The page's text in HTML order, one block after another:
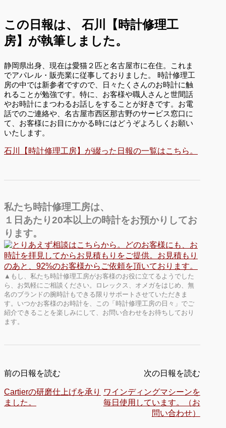
この日報は、
石川【時計修理工
房】が執筆しました。
静岡県出身、現在は愛猫２匹と名古屋市に在住。これま
でアパレル・販売業に従事しておりました。 時計修理工
房の中では新参者ですので、日々たくさんのお時計に触
れることが勉強です。特に、お客様や職人さんと世間話
やお時計にまつわるお話しをすることが好きです。お電
話でのご連絡や、名古屋市西区那古野のサービス窓口に
て、お客様にお目にかかる時にはどうぞよろしくお願い
いたします。
石川【時計修理工房】が綴った日報の一覧はこちら。
私たち時計修理工房は、
１日あたり20本以上の時計をお預かりしてお
ります。
▲もし、私たち時計修理工房がお客様のお役に立てるようでした
ら、お気軽にご相談ください。ロレックス、オメガをはじめ、無
名のブランドの腕時計もできる限りサポートさせていただきま
す。いつかお客様のお時計を、この「時計修理工房の日々」でご
紹介できることを楽しみにして、お問い合わせをお待ちしており
ます。
前の日報を読む
Cartierの研磨仕上げを承り
ました。
次の日報を読む
ワインディングマシーンを
毎日使用しています。（お
問い合わせ）